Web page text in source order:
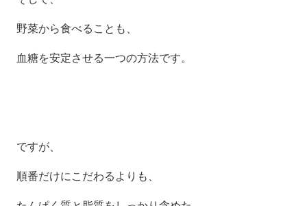
野菜から食べることも、
血糖を安定させる一つの方法です。
ですが、
順番だけにこだわるよりも、